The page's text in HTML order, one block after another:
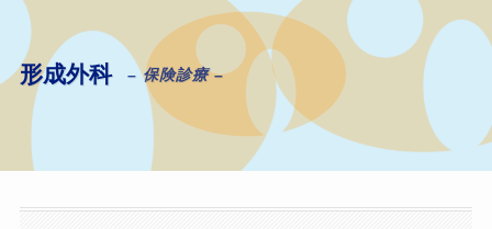
形成外科 – 保険診療 –